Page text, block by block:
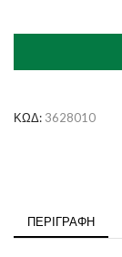
ΚΩΔ: 3628010
ΠΕΡΙΓΡΑΦΉ